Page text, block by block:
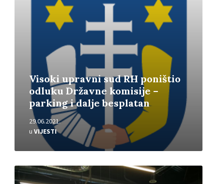
Visoki upravni sud RH poništio
odluku Državne komisije –
parking i dalje besplatan
29.06.2021.
u VIJESTI
Pročitajte
više